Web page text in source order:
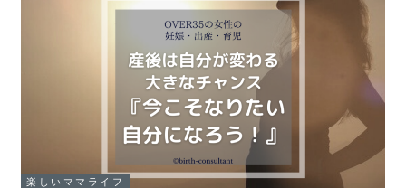
楽しいママライフ